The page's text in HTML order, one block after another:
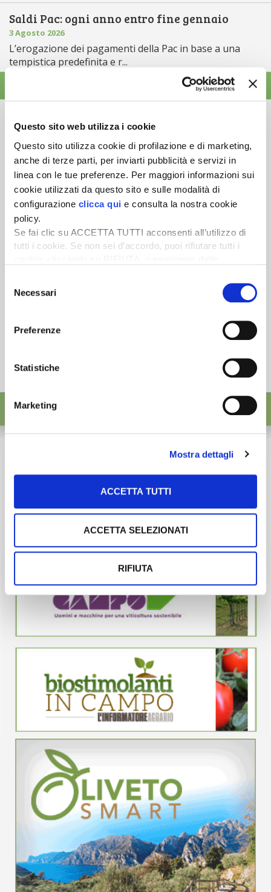
Questo sito web utilizza i cookie
Questo sito utilizza cookie di profilazione e di marketing,
anche di terze parti, per inviarti pubblicità e servizi in
linea con le tue preferenze. Per maggiori informazioni sui
cookie utilizzati da questo sito e sulle modalità di
configurazione clicca qui e consulta la nostra cookie
policy.
Se fai clic su ACCETTA TUTTI acconsenti all’utilizzo di
tutti i cookie. Se non sei d’accordo, puoi rifiutare tutti i
desideri accettare e cliccando ACCETTA SELEZIONATI.
delNecessari
Preferenze
Statistiche
Marketing
Mostra dettagli
ACCETTA TUTTI
ACCETTA SELEZIONATI
RIFIUTA
Saldi Pac: ogni anno entro fine gennaio
3 Agosto 2026
L’erogazione dei pagamenti della Pac in base a una
tempistica predefinita e r...
Newsletter
Scopri un servizio d'informazione di alta qualità. Tagliato sulle tue
esigenze.